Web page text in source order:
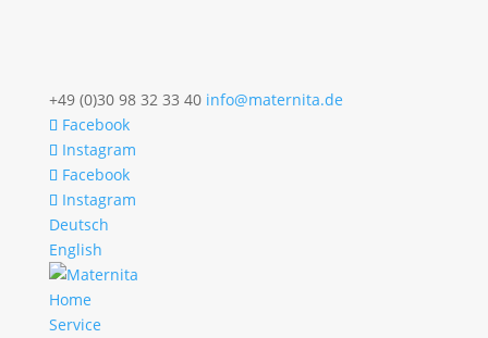
+49 (0)30 98 32 33 40 info@maternita.de
Facebook
Instagram
Facebook
Instagram
Deutsch
English
Home
Service